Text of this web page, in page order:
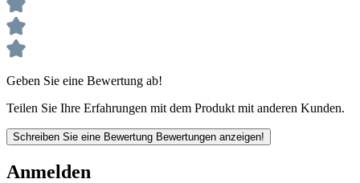
Geben Sie eine Bewertung ab!
Teilen Sie Ihre Erfahrungen mit dem Produkt mit anderen Kunden.
Schreiben Sie eine Bewertung Bewertungen anzeigen!
Anmelden